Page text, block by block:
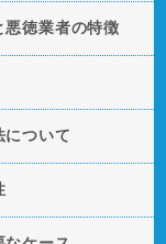
悪徳業者の特徴
について